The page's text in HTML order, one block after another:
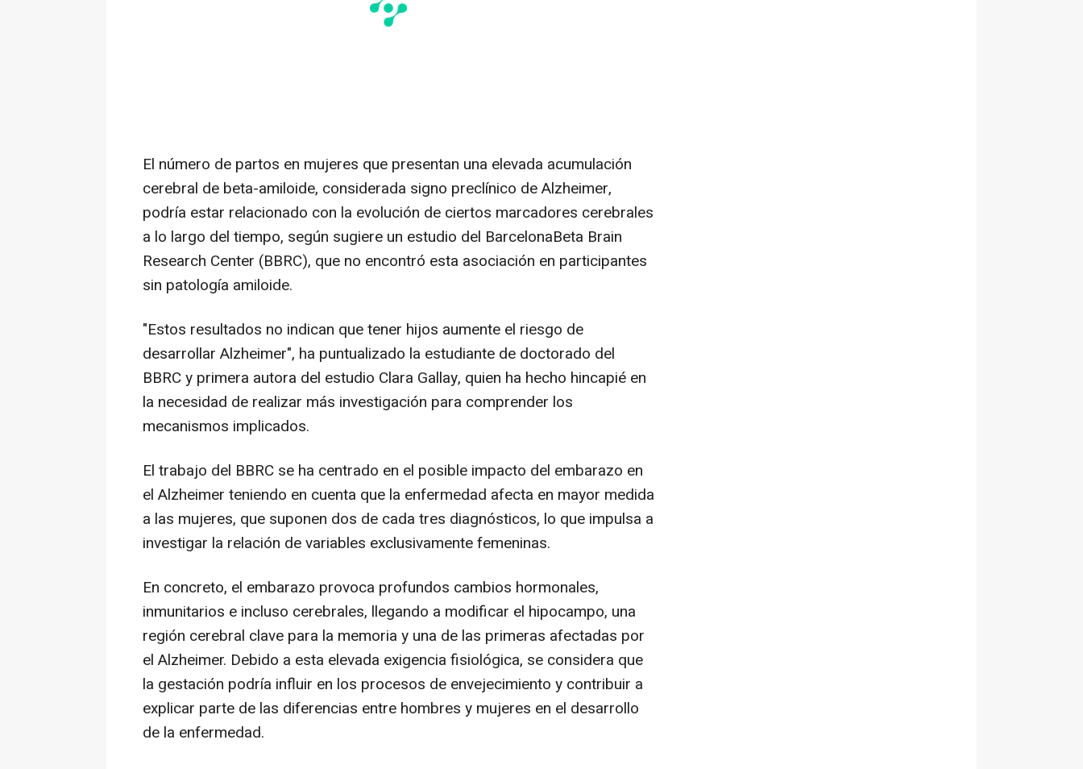
El número de partos en mujeres que presentan una elevada acumulación
cerebral de beta-amiloide, considerada signo preclínico de Alzheimer,
podría estar relacionado con la evolución de ciertos marcadores cerebrales
a lo largo del tiempo, según sugiere un estudio del BarcelonaBeta Brain
Research Center (BBRC), que no encontró esta asociación en participantes
sin patología amiloide.
"Estos resultados no indican que tener hijos aumente el riesgo de
desarrollar Alzheimer", ha puntualizado la estudiante de doctorado del
BBRC y primera autora del estudio Clara Gallay, quien ha hecho hincapié en
la necesidad de realizar más investigación para comprender los
mecanismos implicados.
El trabajo del BBRC se ha centrado en el posible impacto del embarazo en
el Alzheimer teniendo en cuenta que la enfermedad afecta en mayor medida
a las mujeres, que suponen dos de cada tres diagnósticos, lo que impulsa a
investigar la relación de variables exclusivamente femeninas.
En concreto, el embarazo provoca profundos cambios hormonales,
inmunitarios e incluso cerebrales, llegando a modificar el hipocampo, una
región cerebral clave para la memoria y una de las primeras afectadas por
el Alzheimer. Debido a esta elevada exigencia fisiológica, se considera que
la gestación podría influir en los procesos de envejecimiento y contribuir a
explicar parte de las diferencias entre hombres y mujeres en el desarrollo
de la enfermedad.